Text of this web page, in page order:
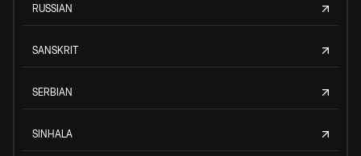
RUSSIAN
SANSKRIT
SERBIAN
SINHALA